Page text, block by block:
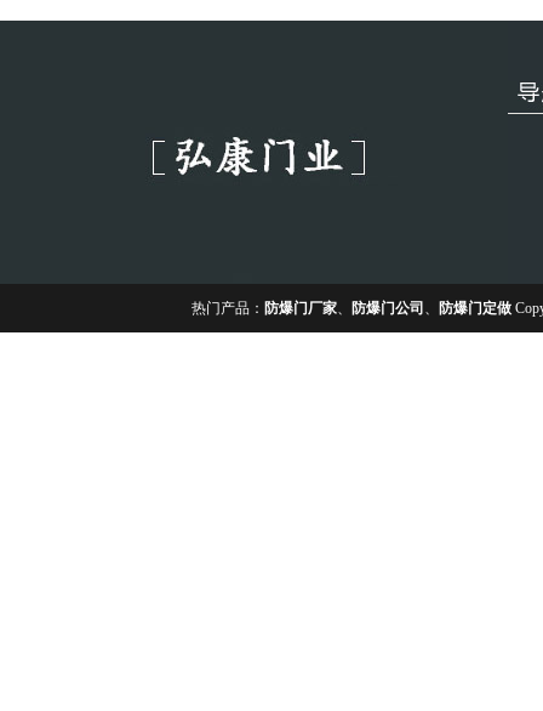
热门产品： 防爆门厂家、 防爆门公司 、 防爆门定做